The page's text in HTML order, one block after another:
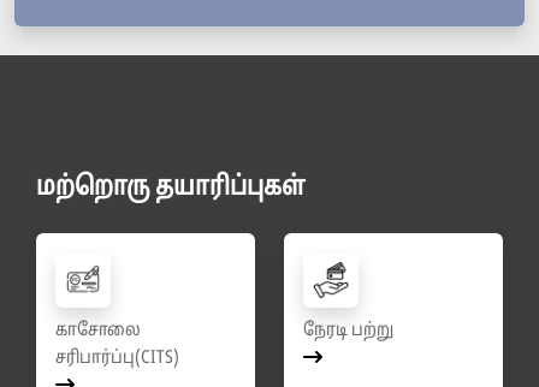
மற்றொரு தயாரிப்புகள்
காசோலை
சரிபார்ப்பு(CITS)
நேரடி பற்று